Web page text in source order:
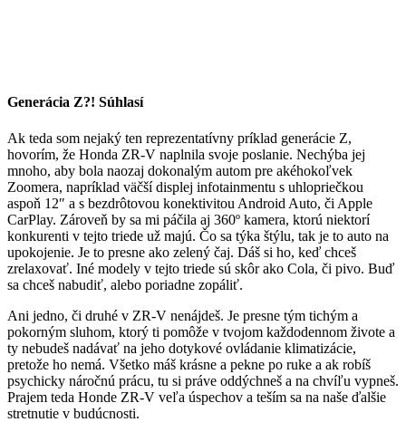
Generácia Z?! Súhlasí
Ak teda som nejaký ten reprezentatívny príklad generácie Z,
hovorím, že Honda ZR-V naplnila svoje poslanie. Nechýba jej
mnoho, aby bola naozaj dokonalým autom pre akéhokoľvek
Zoomera, napríklad väčší displej infotainmentu s uhlopriečkou
aspoň 12″ a s bezdrôtovou konektivitou Android Auto, či Apple
CarPlay. Zároveň by sa mi páčila aj 360º kamera, ktorú niektorí
konkurenti v tejto triede už majú. Čo sa týka štýlu, tak je to auto na
upokojenie. Je to presne ako zelený čaj. Dáš si ho, keď chceš
zrelaxovať. Iné modely v tejto triede sú skôr ako Cola, či pivo. Buď
sa chceš nabudiť, alebo poriadne zopáliť.
Ani jedno, či druhé v ZR-V nenájdeš. Je presne tým tichým a
pokorným sluhom, ktorý ti pomôže v tvojom každodennom živote a
ty nebudeš nadávať na jeho dotykové ovládanie klimatizácie,
pretože ho nemá. Všetko máš krásne a pekne po ruke a ak robíš
psychicky náročnú prácu, tu si práve oddýchneš a na chvíľu vypneš.
Prajem teda Honde ZR-V veľa úspechov a teším sa na naše ďalšie
stretnutie v budúcnosti.